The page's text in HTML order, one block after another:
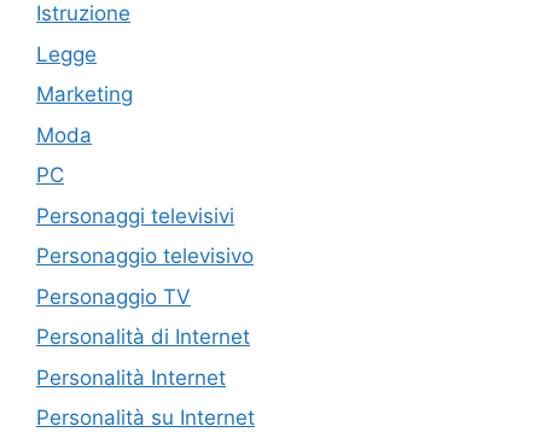
Istruzione
Legge
Marketing
Moda
PC
Personaggi televisivi
Personaggio televisivo
Personaggio TV
Personalità di Internet
Personalità Internet
Personalità su Internet